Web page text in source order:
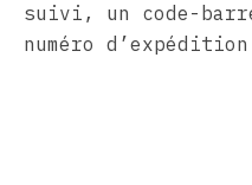
suivi, un code-
numéro